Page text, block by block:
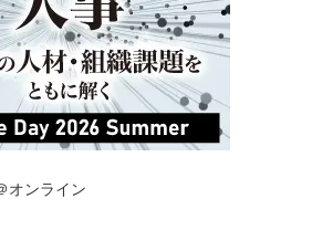
オンライン